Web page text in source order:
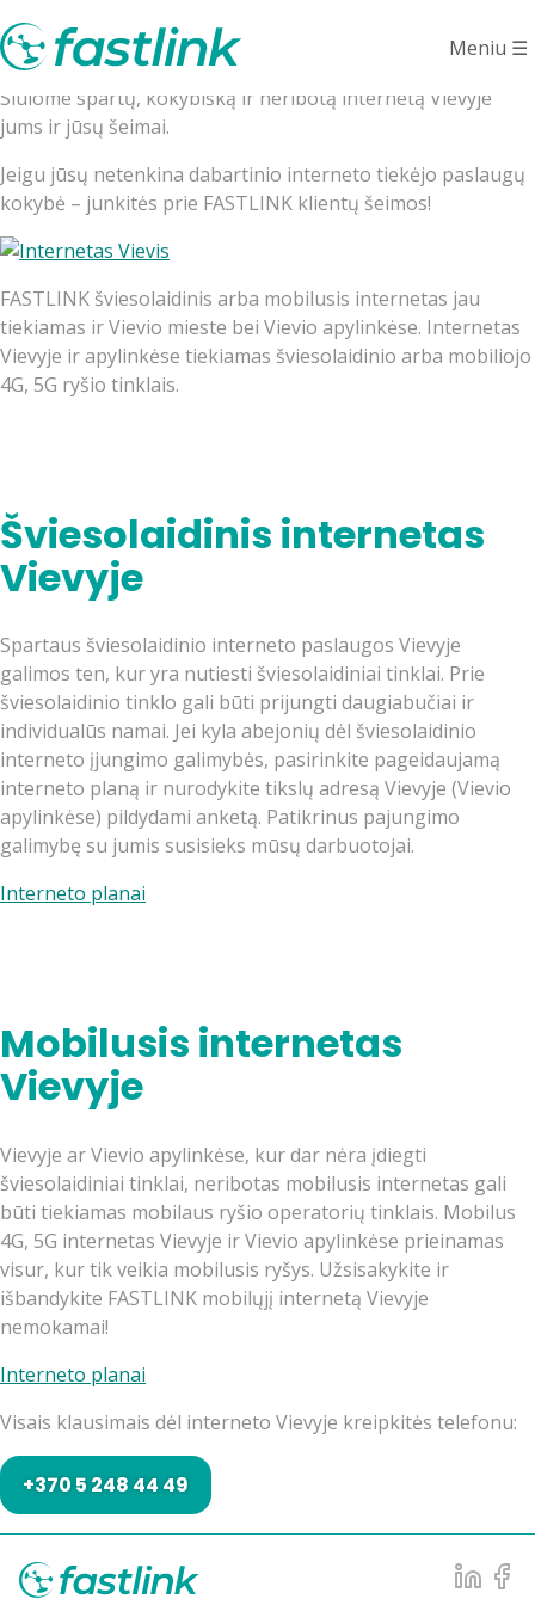
Meniu ☰
Internetas Vievyje
Siūlome spartų, kokybišką ir neribotą internetą Vievyje
jums ir jūsų šeimai.
Jeigu jūsų netenkina dabartinio interneto tiekėjo paslaugų
kokybė – junkitės prie FASTLINK klientų šeimos!
FASTLINK šviesolaidinis arba mobilusis internetas jau
tiekiamas ir Vievio mieste bei Vievio apylinkėse. Internetas
Vievyje ir apylinkėse tiekiamas šviesolaidinio arba mobiliojo
4G, 5G ryšio tinklais.
Šviesolaidinis internetas
Vievyje
Spartaus šviesolaidinio interneto paslaugos Vievyje
galimos ten, kur yra nutiesti šviesolaidiniai tinklai. Prie
šviesolaidinio tinklo gali būti prijungti daugiabučiai ir
individualūs namai. Jei kyla abejonių dėl šviesolaidinio
interneto įjungimo galimybės, pasirinkite pageidaujamą
interneto planą ir nurodykite tikslų adresą Vievyje (Vievio
apylinkėse) pildydami anketą. Patikrinus pajungimo
galimybę su jumis susisieks mūsų darbuotojai.
Interneto planai
Mobilusis internetas
Vievyje
Vievyje ar Vievio apylinkėse, kur dar nėra įdiegti
šviesolaidiniai tinklai, neribotas mobilusis internetas gali
būti tiekiamas mobilaus ryšio operatorių tinklais. Mobilus
4G, 5G internetas Vievyje ir Vievio apylinkėse prieinamas
visur, kur tik veikia mobilusis ryšys. Užsisakykite ir
išbandykite FASTLINK mobilųjį internetą Vievyje
nemokamai!
Interneto planai
Visais klausimais dėl interneto Vievyje kreipkitės telefonu:
+370 5 248 44 49